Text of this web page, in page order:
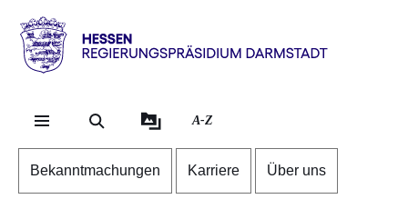
Direkt zum Kopf der
Direkt zum Inhalt
Direkt zum Fuß der
Hessen
RP
Darmstadt
A-Z
Bekanntmachungen Karriere Über uns